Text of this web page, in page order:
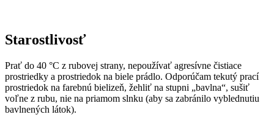
Starostlivosť
Prať do 40 °C z rubovej strany, nepoužívať agresívne čistiace
prostriedky a prostriedok na biele prádlo. Odporúčam tekutý prací
prostriedok na farebnú bielizeň, žehliť na stupni „bavlna“, sušiť
voľne z rubu, nie na priamom slnku (aby sa zabránilo vyblednutiu
bavlnených látok).